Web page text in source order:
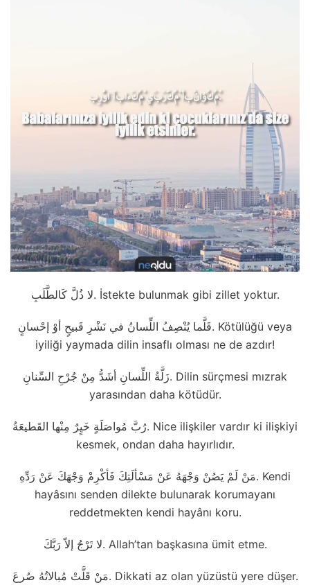
لا ذُلَّ كَالطَّلَبِ. İstekte bulunmak gibi zillet yoktur.
قَلَّما يُنْصِفُ اللِّسانُ في نَشْرِ قَبيحٍ أوْ إحْسانٍ. Kötülüğü veya
iyiliği yaymada dilin insaflı olması ne de azdır!
زَلَّةُ اللِّسانِ أشَدُّ مِنْ جُرْحِ السِّنانِ. Dilin sürçmesi mızrak
yarasından daha kötüdür.
رُبَّ مُواصَلَةٍ خَيٍرٌ مِنْها القَطيعَةُ. Nice ilişkiler vardır ki ilişkiyi
kesmek, ondan daha hayırlıdır.
مَنْ لَمْ يَصُنْ وَجْهَهُ عَنْ مَسْألَتِكَ فَأكْرِمْ وَجْهَكَ عَنْ رَدِّهِ. Kendi
hayâsını senden dilekte bulunarak korumayanı
reddetmekten kendi hayânı koru.
لا تَرْجُ إلاّ رَبَّكَ. Allah’tan başkasına ümit etme.
مَنْ قَلَّتْ مُبالاتُهُ صُرعَ. Dikkati az olan yüzüstü yere düşer.